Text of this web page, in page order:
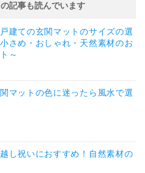
記事も読んでいます
建ての玄関マットのサイズの選
さめ・おしゃれ・天然素材のお
～
マットの色に迷ったら風水で選
し祝いにおすすめ！自然素材の